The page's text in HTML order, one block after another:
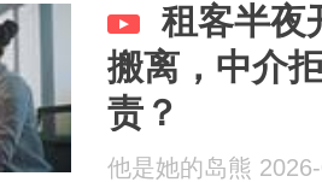
租客半夜
搬离，中介
责？
他是她的岛熊